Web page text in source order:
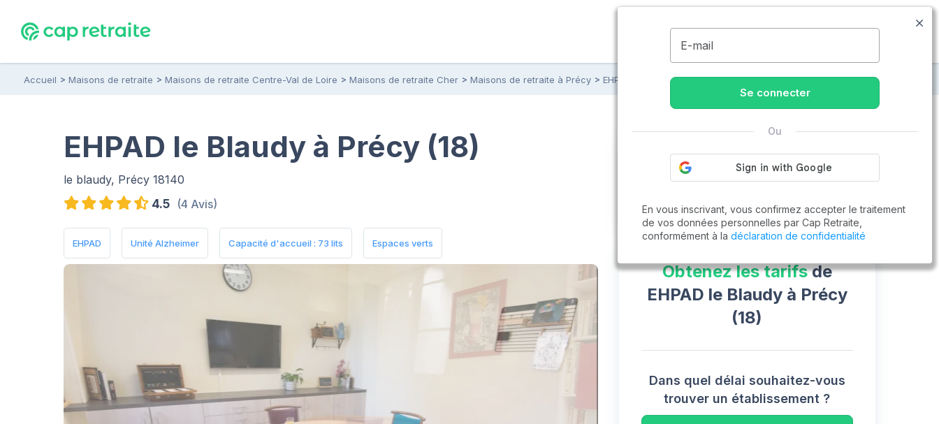
09.74.59.59.57
Accueil Maisons de retraite Maisons de retraite Centre-Val de Loire Maisons de retraite Cher Maisons de retraite à Précy EHPAD le Blaudy
EHPAD le Blaudy à Précy (18)
le blaudy, Précy 18140
4.5 (4 Avis)
EHPAD Unité Alzheimer Capacité d'accueil : 73 lits Espaces verts
Cap Retraite vous aide à trouver un emploi
Obtenez les tarifsde
EHPAD le Blaudy à Précy
(18)
Dans quel délai souhaitez-vous
trouver un établissement ?
E-mail
Se connecter
Ou
En vous inscrivant, vous confirmez accepter le traitement
de vos données personnelles par Cap Retraite,
conformément à la déclaration de confidentialité